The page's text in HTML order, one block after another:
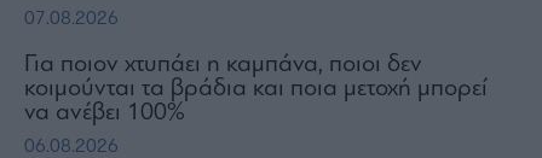
07.08.2026
Για ποιον χτυπάει η καμπάνα, ποιοι δεν
κοιμούνται τα βράδια και ποια μετοχή μπορεί
να ανέβει 100%
06.08.2026